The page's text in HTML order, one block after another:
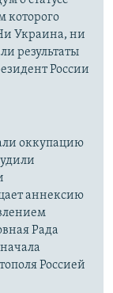
которого
Украина, ни
результаты
России
оккупацию
аннексию
Рада
Россией